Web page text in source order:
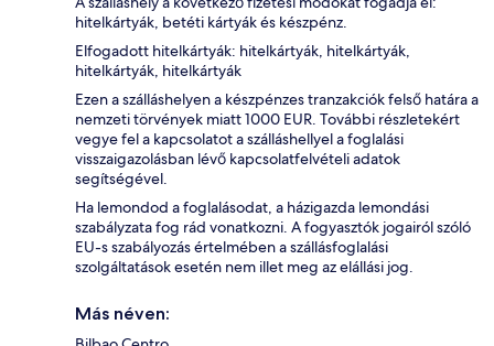
hitelkártyák, betéti kártyák és készpénz.
Elfogadott hitelkártyák: hitelkártyák, hitelkártyák,
hitelkártyák, hitelkártyák
Ezen a szálláshelyen a készpénzes tranzakciók felső határa a
nemzeti törvények miatt 1000 EUR. További részletekért
vegye fel a kapcsolatot a szálláshellyel a foglalási
visszaigazolásban lévő kapcsolatfelvételi adatok
segítségével.
Ha lemondod a foglalásodat, a házigazda lemondási
szabályzata fog rád vonatkozni. A fogyasztók jogairól szóló
EU-s szabályozás értelmében a szállásfoglalási
szolgáltatások esetén nem illet meg az elállási jog.
Más néven: